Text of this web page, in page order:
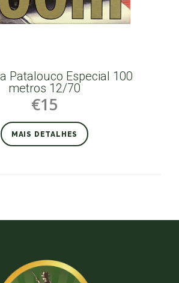
Patalouco Especial 100
metros 12/70
€15
MAIS DETALHES